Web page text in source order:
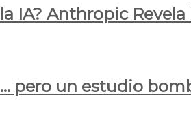
IA? Anthropic
pero un estudio